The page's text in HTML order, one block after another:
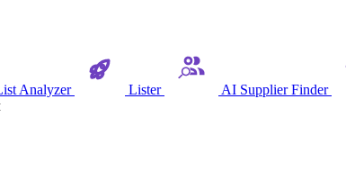
Analyzer Lister AI Supplier Finder